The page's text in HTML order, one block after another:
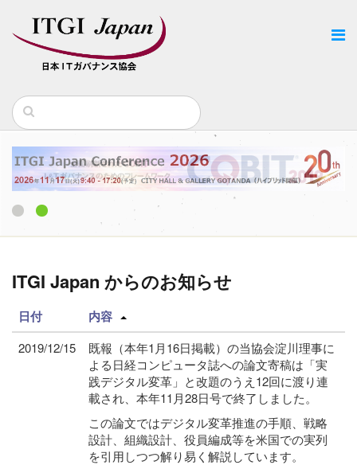
ITGI Japan からのお知らせ
日付 内容
2019/12/15
既報（本年1月16日掲載）の当協会淀川理事に
よる日経コンピュータ誌への論文寄稿は「実
践デジタル変革」と改題のうえ12回に渡り連
載され、本年11月28日号で終了しました。
この論文ではデジタル変革推進の手順、戦略
設計、組織設計、役員編成等を米国での実列
を引用しつつ解り易く解説しています。